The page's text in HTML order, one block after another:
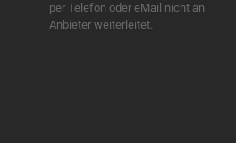
per Telefon oder eMail nicht an
Anbieter weiterleitet.